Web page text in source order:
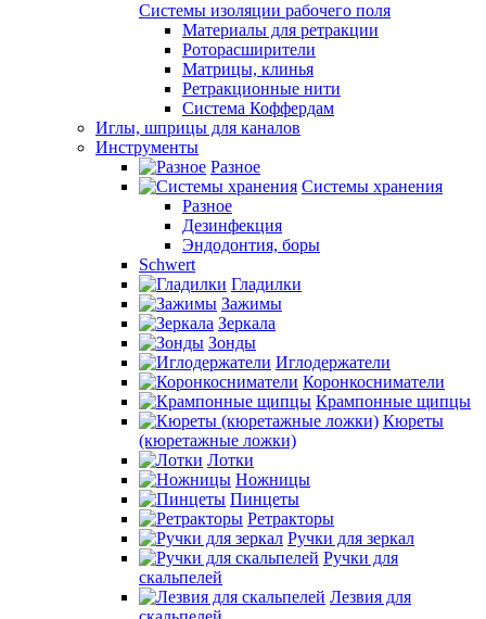
Системы изоляции рабочего поля
Материалы для ретракции
Роторасширители
Матрицы, клинья
Ретракционные нити
Система Коффердам
Иглы, шприцы для каналов
Инструменты
Разное
Системы хранения
Разное
Дезинфекция
Эндодонтия, боры
Schwert
Гладилки
Зажимы
Зеркала
Зонды
Иглодержатели
Коронкосниматели
Крампонные щипцы
Кюреты
(кюретажные ложки)
Лотки
Ножницы
Пинцеты
Ретракторы
Ручки для зеркал
Ручки для
скальпелей
Лезвия для